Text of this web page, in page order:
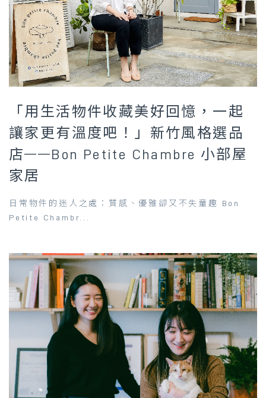
「用生活物件收藏美好回憶，一起
讓家更有溫度吧！」新竹風格選品
店——Bon Petite Chambre 小部屋
家居
日常物件的迷人之處：質感、優雅卻又不失童趣 Bon
Petite Chambr...